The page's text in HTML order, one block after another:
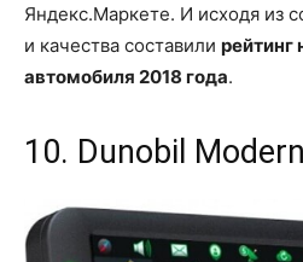
Яндекс.Маркете. И исходя из
и качества составили рейтинг
автомобиля 2018 года.
10. Dunobil